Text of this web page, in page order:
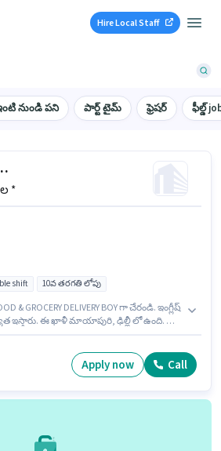
Hire Local Staff
నుండి పని పార్ట్ టైమ్ ఫ్రెషర్ ఫీల్డ్
BOY
*
shift 10వ తరగతి లోపు
GROCERY DELIVERY BOY గా చేరండి. ఇంగ్లీష్
ఇస్తారు. ఈ ఖాళీ మాయాపురి, ఢిల్లీ లో ఉంది. ఈ
Apply now Call